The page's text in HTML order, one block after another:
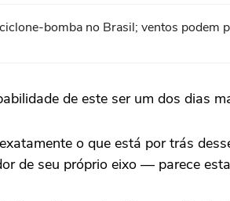
bomba no Brasil; ventos podem
de este ser um dos dias
o que está por trás
de seu próprio eixo — parece